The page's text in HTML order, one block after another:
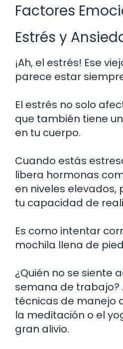
Factores
Estrés y
¡Ah, el estrés! Ese
parece estar
El estrés no solo
que también tiene
en tu cuerpo.
Cuando estás
libera hormonas
en niveles
tu capacidad de
Es como intentar
mochila llena de
¿Quién no se siente
semana de trabajo?
técnicas de manejo
la meditación o el
gran alivio.